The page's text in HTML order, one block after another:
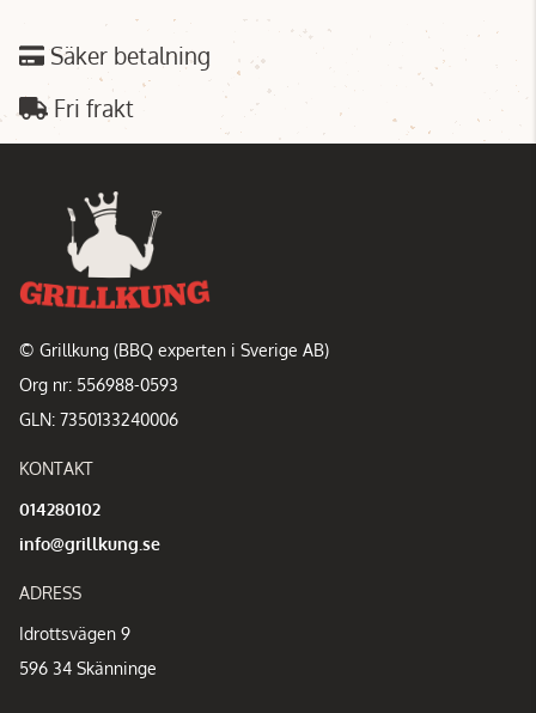
Säker betalning
Fri frakt
© Grillkung (BBQ experten i Sverige AB)
Org nr: 556988-0593
GLN: 7350133240006
KONTAKT
014280102
info@grillkung.se
ADRESS
Idrottsvägen 9
596 34 Skänninge